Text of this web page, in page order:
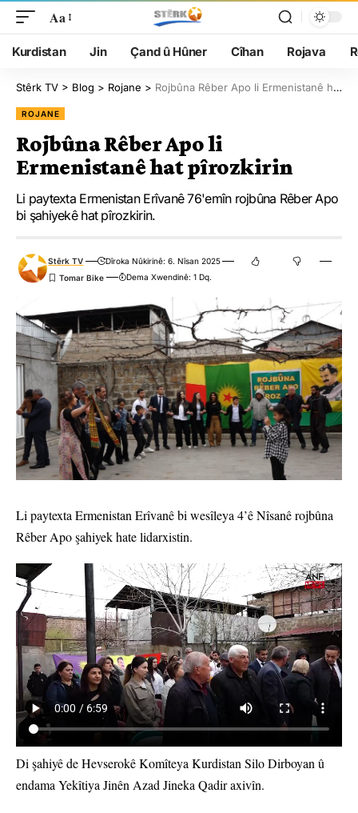
Aa
Kurdistan Jin Çand û Hûner Cîhan Rojava
Stêrk TV > Blog > Rojane > Rojbûna Rêber Apo li Ermenistanê hat pîrozkirin
ROJANE
Rojbûna Rêber Apo li
Ermenistanê hat pîrozkirin
Li paytexta Ermenistan Erîvanê 76'emîn rojbûna Rêber Apo
bi şahiyekê hat pîrozkirin.
Stêrk TV
Dîroka Nûkirinê: 6. Nîsan 2025
Dema Xwendinê: 1 Dq.
Li paytexta Ermenistan Erîvanê bi wesîleya 4’ê Nîsanê rojbûna
Rêber Apo şahiyek hate lidarxistin.
Di şahiyê de Hevserokê Komîteya Kurdistan Silo Dirboyan û
endama Yekîtiya Jinên Azad Jineka Qadir axivîn.